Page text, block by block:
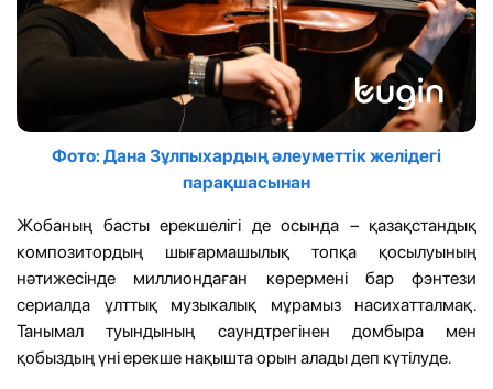
Фото: Дана Зұлпыхардың әлеуметтік желідегі
парақшасынан
Жобаның басты ерекшелігі де осында – қазақстандық
композитордың шығармашылық топқа қосылуының
нәтижесінде миллиондаған көрермені бар фэнтези
сериалда ұлттық музыкалық мұрамыз насихатталмақ.
Танымал туындының саундтрегінен домбыра мен
қобыздың үні ерекше нақышта орын алады деп күтілуде.